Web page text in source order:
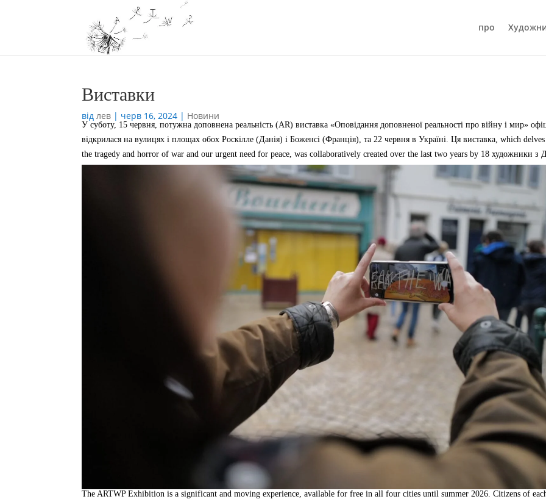
про
Виставки
відлев | черв 16, 2024 | Новини
У суботу, 15 червня, потужна доповнена реальність (AR) виставка «Оповідання доповненої реальності про війну і мир»
відкрилася на вулицях і площах обох Роскілле (Данія) і Боженсі (Франція), та 22 червня в Україні. Ця виставка,which
the tragedy and horror of war and our urgent need for peace ,was collaboratively created over the last two years by 18 художники з
The fourth and final opening will take place in Cosenza (Італія)
The ARTWP Exhibition is a significant and moving experience ,available for free in all four cities until summer 2026.Citizens of